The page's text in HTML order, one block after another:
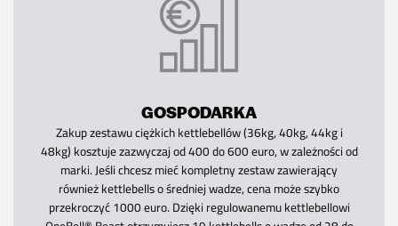
GOSPODARKA
Zakup zestawu ciężkich kettlebellów (36kg, 40kg, 44kg i
48kg) kosztuje zazwyczaj od 400 do 600 euro, w zależności od
marki. Jeśli chcesz mieć kompletny zestaw zawierający
również kettlebells o średniej wadze, cena może szybko
przekroczyć 1000 euro. Dzięki regulowanemu kettlebellowi